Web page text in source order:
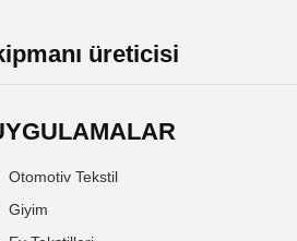
üreticisi
Otomotiv Tekstil
Giyim